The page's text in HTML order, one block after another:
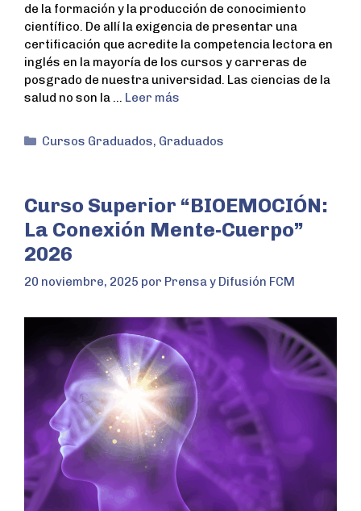
de la formación y la producción de conocimiento
científico. De allí la exigencia de presentar una
certificación que acredite la competencia lectora en
inglés en la mayoría de los cursos y carreras de
posgrado de nuestra universidad. Las ciencias de la
salud no son la … Leer más
Cursos Graduados, Graduados
Curso Superior “BIOEMOCIÓN:
La Conexión Mente-Cuerpo”
2026
20 noviembre, 2025 por Prensa y Difusión FCM